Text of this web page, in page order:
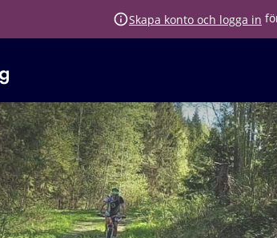
Skapa konto och logga in